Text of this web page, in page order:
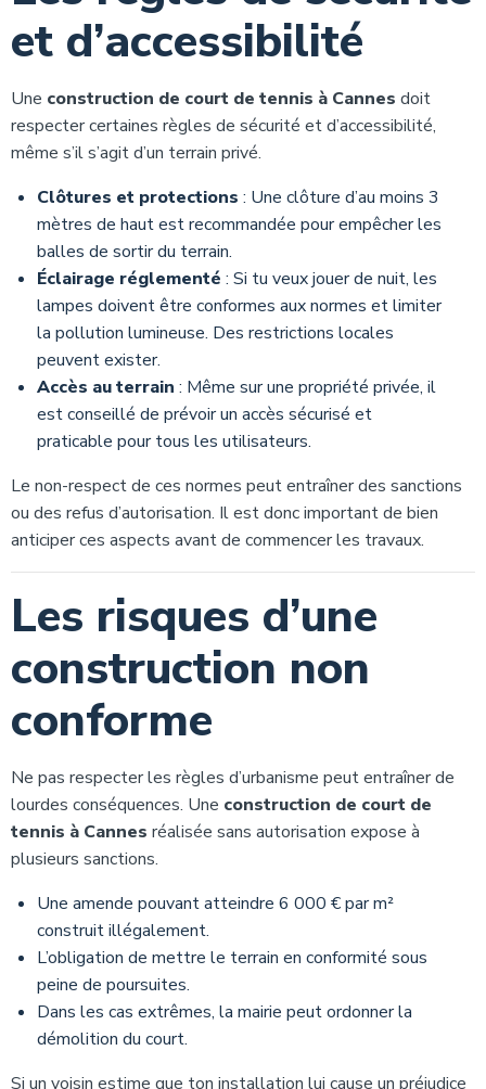
et d’accessibilité
Une construction de court de tennis à Cannes doit
respecter certaines règles de sécurité et d’accessibilité,
même s’il s’agit d’un terrain privé.
Clôtures et protections : Une clôture d’au moins 3
mètres de haut est recommandée pour empêcher les
balles de sortir du terrain.
Éclairage réglementé : Si tu veux jouer de nuit, les
lampes doivent être conformes aux normes et limiter
la pollution lumineuse. Des restrictions locales
peuvent exister.
Accès au terrain : Même sur une propriété privée, il
est conseillé de prévoir un accès sécurisé et
praticable pour tous les utilisateurs.
Le non-respect de ces normes peut entraîner des sanctions
ou des refus d’autorisation. Il est donc important de bien
anticiper ces aspects avant de commencer les travaux.
Les risques d’une
construction non
conforme
Ne pas respecter les règles d’urbanisme peut entraîner de
lourdes conséquences. Une construction de court de
tennis à Cannes réalisée sans autorisation expose à
plusieurs sanctions.
Une amende pouvant atteindre 6 000 € par m²
construit illégalement.
L’obligation de mettre le terrain en conformité sous
peine de poursuites.
Dans les cas extrêmes, la mairie peut ordonner la
démolition du court.
Si un voisin estime que ton installation lui cause un préjudice